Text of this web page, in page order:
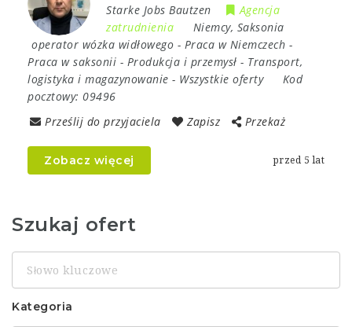
Starke Jobs Bautzen
Agencja
zatrudnienia
Niemcy, Saksonia
operator wózka widłowego - Praca w Niemczech -
Praca w saksonii - Produkcja i przemysł - Transport,
logistyka i magazynowanie - Wszystkie oferty
Kod
pocztowy: 09496
Prześlij do przyjaciela
Zapisz Przekaż
Zobacz więcej przed 5 lat
Szukaj ofert
Słowo
kluczowe
Kategoria